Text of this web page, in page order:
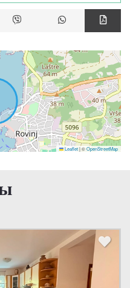
Leaflet|©OpenStreetMap